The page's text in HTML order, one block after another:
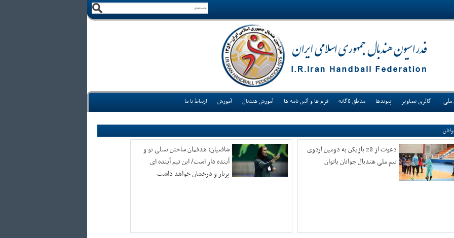
ملی گالری تصاویر پیوندها مناطق 8گانه فرم ها و آئین نامه ها آموزش هندبال آموزش ارتباط با ما
دعوت از 28 بازیکن به دومین اردوی
تیم ملی هندبال جوانان بانوان
شافعیان: هدفمان ساختن نسلی نو‌ و
آینده ‌دار است/ این تیم آینده ای
پربار و درخشان خواهد داشت